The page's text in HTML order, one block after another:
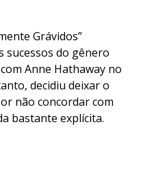
Grávidos”
sucessos do gênero
Anne Hathaway no
decidiu deixar o
não concordar com
bastante explícita.